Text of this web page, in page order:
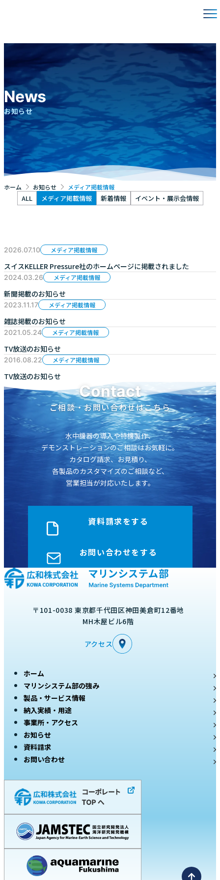
News
お知らせ
ホーム お知らせ メディア掲載情報
ALL メディア掲載情報 新着情報 イベント・展示会情報
2026.07.10 メディア掲載情報
スイスKELLER Pressure社のホームページに掲載されました
2024.03.26 メディア掲載情報
新聞掲載のお知らせ
2023.11.17 メディア掲載情報
雑誌掲載のお知らせ
2021.05.24 メディア掲載情報
TV放送のお知らせ
2016.08.22 メディア掲載情報
TV放送のお知らせ
Contact
ご相談・お問い合わせはこちら
水中機器の導入や特機製作、
デモンストレーションのご相談はお気軽に。
カタログ請求、お見積り、
各製品のカスタマイズのご相談など、
営業担当が対応いたします。
資料請求をする
お問い合わせをする
〒101-0038 東京都千代田区神田美倉町12番地
MH木屋ビル6階
アクセス
ホーム
マリンシステム部の強み
製品・サービス情報
納入実績・用途
事業所・アクセス
お知らせ
資料請求
お問い合わせ